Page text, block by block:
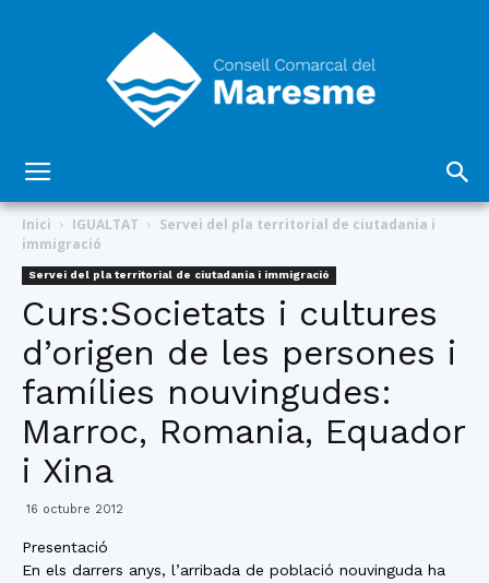
Comarcal
del
Inici IGUALTAT
Servei del pla territorial de ciutadania i
immigració
Servei del pla territorial de ciutadania i immigració
Curs:Societats i cultures
d’origen de les persones i
famílies nouvingudes:
Marroc, Romania, Equador
i Xina
16 octubre 2012
Presentació
En els darrers anys, l’arribada de població nouvinguda ha